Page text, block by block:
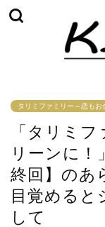
タリミファミリー～恋もお
「タリミ
リーンに！
終回】のあ
目覚めると
して